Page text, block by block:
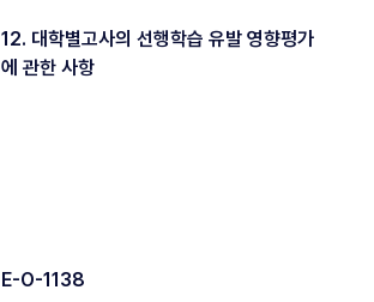
12. 대학별고사의 선행학습 유발 영향평가
에 관한 사항
E-O-1138